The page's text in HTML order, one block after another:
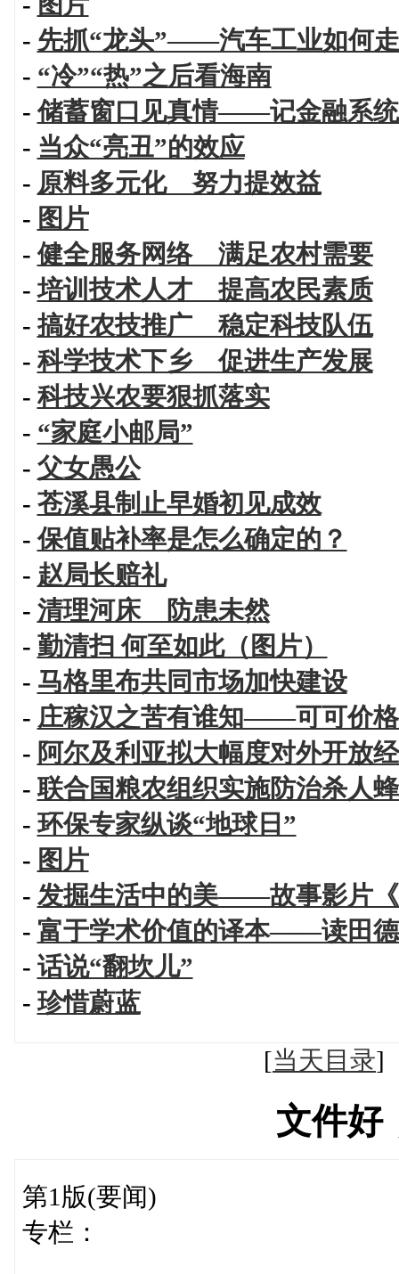
- 先抓“龙头”——汽车工业如何
- “冷”“热”之后看海南
-储蓄窗口见真情——记金融系
- 当众“亮丑”的效应
- 原料多元化 努力提效益
- 图片
-健全服务网络 满足农村需要
-培训技术人才 提高农民素质
-搞好农技推广 稳定科技队伍
- 科学技术下乡 促进生产发展
- 科技兴农要狠抓落实
- “家庭小邮局”
- 父女愚公
- 苍溪县制止早婚初见成效
-保值贴补率是怎么确定的？
- 赵局长赔礼
- 清理河床 防患未然
- 勤清扫 何至如此（图片）
- 马格里布共同市场加快建设
- 庄稼汉之苦有谁知——可可价
- 阿尔及利亚拟大幅度对外开放
-联合国粮农组织实施防治杀人
-环保专家纵谈“地球日”
- 图片
- 发掘生活中的美——故事影片
- 富于学术价值的译本——读田德
- 话说“翻坎儿”
-珍惜蔚蓝
[当天目录
文件好
第1版(要闻)
专栏：